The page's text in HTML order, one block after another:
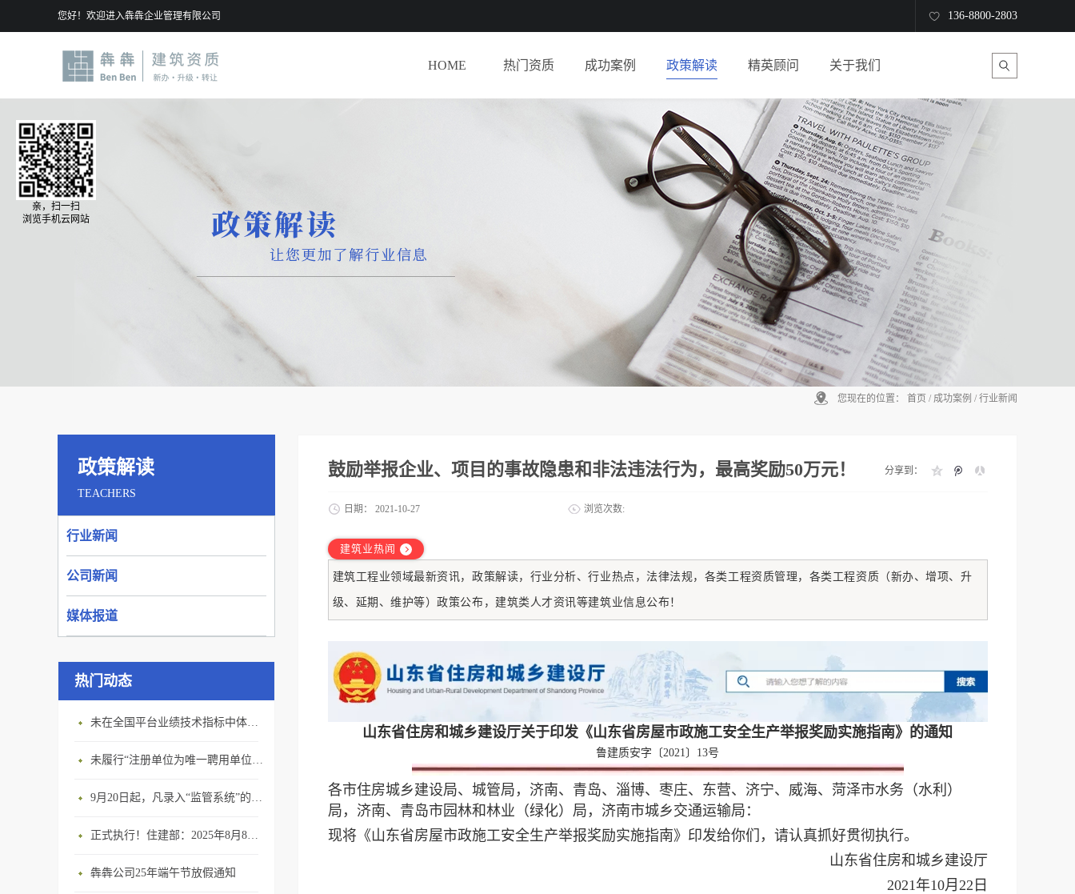
您好！欢迎进入犇犇企业管理有限公司 136-8800-2803
HOME 热门资质 成功案例 政策解读 精英顾问 关于我们
您现在的位置： 首页 / 成功案例 / 行业新闻
政策解读
TEACHERS
行业新闻
公司新闻
媒体报道
热门动态
未在全国平台业绩技术指标中体现个人角色的业绩，在资质审查时不作为有效业绩认定！
未履行“注册单位为唯一聘用单位”的承诺，撤销注册许可，三年内不得再次申请建造师注册
9月20日起，凡录入“监管系统”的建造师、职称人员，均需上传社保缴纳凭证！
正式执行！住建部：2025年8月8日起，建筑市政工程全面禁止9项技术！
犇犇公司25年端午节放假通知
鼓励举报企业、项目的事故隐患和非法违法行为，最高奖励50万元！
日期： 2021-10-27 浏览次数:
分享到：
建筑业热闻
建筑工程业领域最新资讯，政策解读，行业分析、行业热点，法律法规，各类工程资质管理，各类工程资质（新办、增项、升
级、延期、维护等）政策公布，建筑类人才资讯等建筑业信息公布！
山东省住房和城乡建设厅关于印发《山东省房屋市政施工安全生产举报奖励实施指南》的通知
鲁建质安字〔2021〕13号
各市住房城乡建设局、城管局，济南、青岛、淄博、枣庄、东营、济宁、威海、菏泽市水务（水利）
局，济南、青岛市园林和林业（绿化）局，济南市城乡交通运输局：
现将《山东省房屋市政施工安全生产举报奖励实施指南》印发给你们，请认真抓好贯彻执行。
山东省住房和城乡建设厅
2021年10月22日
亲，扫一扫
浏览手机云网站